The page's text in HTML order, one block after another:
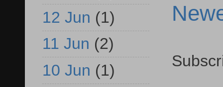
12 Jun (1)
11 Jun (2)
10 Jun (1)